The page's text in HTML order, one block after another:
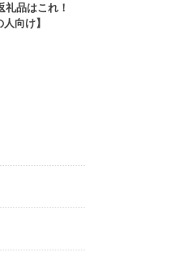
礼品はこれ！
向け】